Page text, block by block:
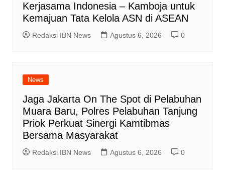
Kerjasama Indonesia – Kamboja untuk
Kemajuan Tata Kelola ASN di ASEAN
Redaksi IBN News Agustus 6, 2026 0
News
Jaga Jakarta On The Spot di Pelabuhan
Muara Baru, Polres Pelabuhan Tanjung
Priok Perkuat Sinergi Kamtibmas
Bersama Masyarakat
Redaksi IBN News Agustus 6, 2026 0